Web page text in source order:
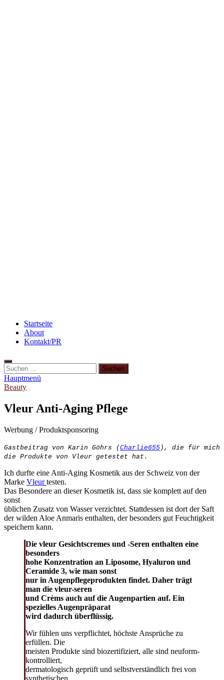
Startseite
About
Kontakt/PR
Suchen
nach:
Hauptmenü
Beauty
Vleur Anti-Aging Pflege
Werbung / Produktsponsoring
Gastbeitrag von Karin Göhrs (Charlie655 ), die für mich
die Produkte von Vleur getestet hat.
Ich durfte eine Anti-Aging Kosmetik aus der Schweiz von der
Marke Vleurtesten.
Das Besondere an dieser Kosmetik ist, dass sie komplett auf den
sonst
üblichen Zusatz von Wasser verzichtet. Stattdessen ist dort der Saft
der wilden Aloe Anmaris enthalten, der besonders gut Feuchtigkeit
speichern kann.
Die vleur Gesichtscremes und -Seren enthalten eine
besonders
hohe Konzentration an Liposome, Hyaluron und
Ceramide 3, wie man sonst
nur in Augenpflegeprodukten findet. Daher trägt
man die vleur-seren
und Crèms auch auf die Augenpartien auf. Ein
spezielles Augenpräparat
wird dadurch überflüssig.
Wir fühlen uns verpflichtet, höchste Ansprüche zu
erfüllen. Die
meisten Produkte sind biozertifiziert, alle sind neuform-
kontrolliert,
dermatologisch geprüft und selbstverständlich frei von
synthetischen